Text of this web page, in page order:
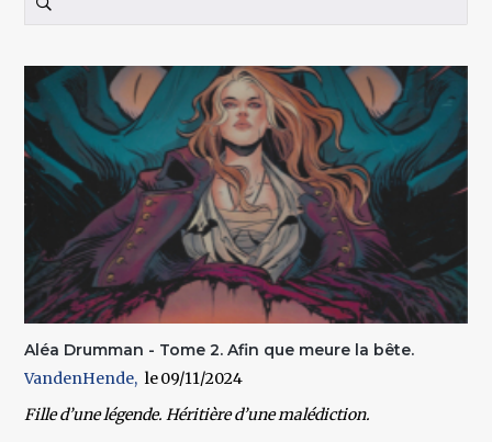
Aléa Drumman - Tome 2. Afin que meure la bête.
VandenHende
09/11/2024
Fille d’une légende. Héritière d’une malédiction.